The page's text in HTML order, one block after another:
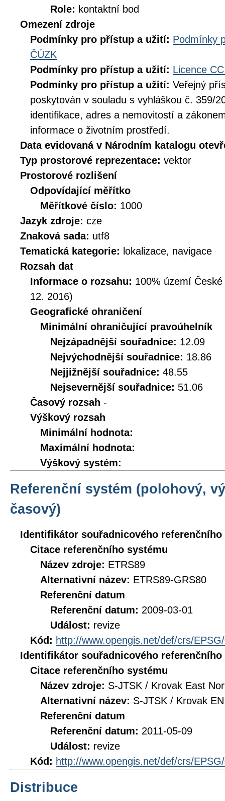
Role: kontaktní bod
Omezení zdroje
Podmínky pro přístup a užití: Podmínky
ČÚZK
Podmínky pro přístup a užití: Licence
Podmínky pro přístup a užití: Veřejný
poskytován v souladu s vyhláškou č. 359/
identifikace, adres a nemovitostí a
informace o životním prostředí.
Data evidovaná v Národním katalogu
Typ prostorové reprezentace: vektor
Prostorové rozlišení
Odpovídající měřítko
Měřítkové číslo: 1000
Jazyk zdroje: cze
Znaková sada: utf8
Tematická kategorie: lokalizace, navigace
Rozsah dat
Informace o rozsahu: 100% území
12. 2016)
Geografické ohraničení
Minimální ohraničující pravoúhelník
Nejzápadnější souřadnice: 12.09
Nejvýchodnější souřadnice: 18.86
Nejjižnější souřadnice: 48.55
Nejsevernější souřadnice: 51.06
Časový rozsah -
Výškový rozsah
Minimální hodnota:
Maximální hodnota:
Výškový systém:
Referenční systém (polohový,
časový)
Identifikátor souřadnicového referenčního
Citace referenčního systému
Název zdroje: ETRS89
Alternativní název: ETRS89-GRS80
Referenční datum
Referenční datum: 2009-03-01
Událost: revize
Kód: http://www.opengis.net/def/crs/
Identifikátor souřadnicového referenčního
Citace referenčního systému
Název zdroje: S-JTSK / Krovak East
Alternativní název: S-JTSK / Krovak EN
Referenční datum
Referenční datum: 2011-05-09
Událost: revize
Kód: http://www.opengis.net/def/crs/
Distribuce